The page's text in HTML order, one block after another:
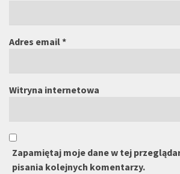
Adres email*
Witryna internetowa
Zapamiętaj moje dane w tej
pisania kolejnych komentarzy.